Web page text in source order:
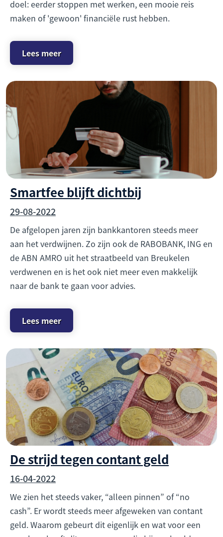
doel: eerder stoppen met werken, een mooie reis
maken of 'gewoon' financiële rust hebben.
Lees meer
Smartfee blijft dichtbij
29-08-2022
De afgelopen jaren zijn bankkantoren steeds meer
aan het verdwijnen. Zo zijn ook de RABOBANK, ING en
de ABN AMRO uit het straatbeeld van Breukelen
verdwenen en is het ook niet meer even makkelijk
naar de bank te gaan voor advies.
Lees meer
De strijd tegen contant geld
16-04-2022
We zien het steeds vaker, “alleen pinnen” of “no
cash”. Er wordt steeds meer afgeweken van contant
geld. Waarom gebeurt dit eigenlijk en wat voor een